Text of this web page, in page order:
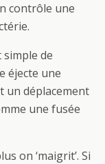
contrôle une
de
éjecte une
un déplacement
une fusée
on ‘maigrit’. Si